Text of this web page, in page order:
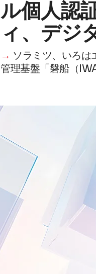
ル個人認
ィ、デジ
→ ソラミツ、いろは
管理基盤「磐船（